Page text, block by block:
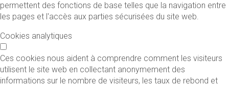
permettent des fonctions de base telles que la navigation entre
les pages et l'accès aux parties sécurisées du site web.
Cookies analytiques
Ces cookies nous aident à comprendre comment les visiteurs
utilisent le site web en collectant anonymement des
informations sur le nombre de visiteurs, les taux de rebond et